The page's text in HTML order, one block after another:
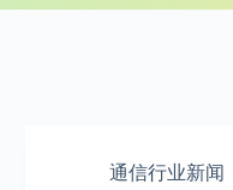
通信行业新闻